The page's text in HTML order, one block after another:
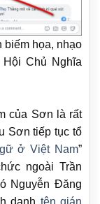
biếm họa, nhạo
Chủ Nghĩa
của Sơn là rất
Sơn tiếp tục tổ
ở Việt Nam”
ngoài Trần
Nguyễn Đăng
danh tên gián